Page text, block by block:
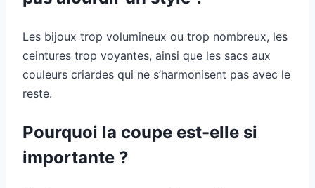
Les bijoux trop volumineux ou trop nombreux, les
ceintures trop voyantes, ainsi que les sacs aux
couleurs criardes qui ne s’harmonisent pas avec le
reste.
Pourquoi la coupe est-elle si
importante ?